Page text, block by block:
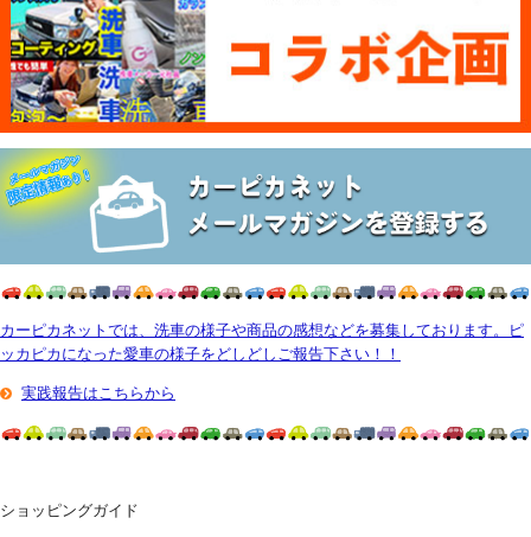
カーピカネットでは、洗車の様子や商品の感想などを募集しております。ピ
ッカピカになった愛車の様子をどしどしご報告下さい！！
実践報告はこちらから
ショッピングガイド